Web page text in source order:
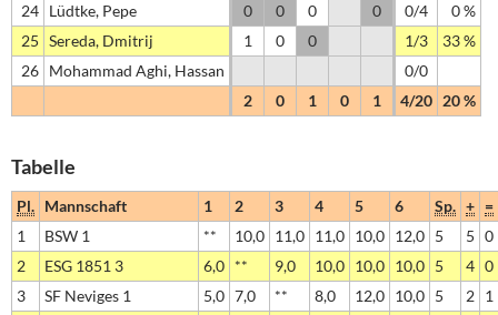
24 Lüdtke, Pepe 0 0 0 0 0/4
0 %
25 Sereda, Dmitrij 1 0 0 1/3
33 %
26 Mohammad Aghi, Hassan
0/0
2
0 1 0 1 4/20 20 %
Tabelle
Pl. Mannschaft 1 2 3 4 5 6 Sp. + =
1
BSW 1 ** 10,0 11,0 11,0 10,0 12,0 5 5 0
2
ESG 1851 3 6,0 ** 9,0 10,0 10,0 10,0 5 4 0
3
SF Neviges 1 5,0 7,0 ** 8,0 12,0 10,0 5 2 1